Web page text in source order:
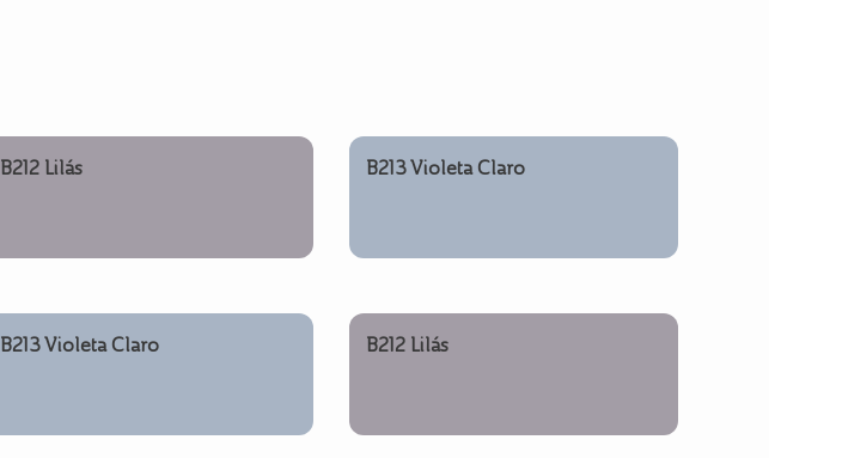
B212 Lilás B213 Violeta Claro
B213 Violeta Claro B212 Lilás